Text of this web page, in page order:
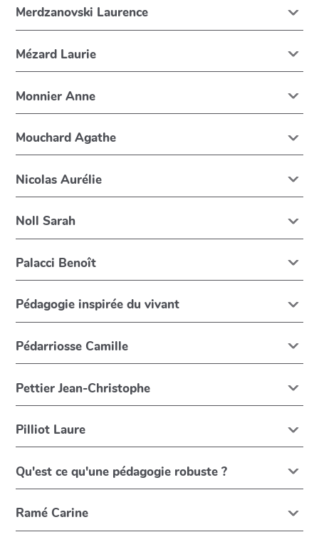
Merdzanovski Laurence
Mézard Laurie
Monnier Anne
Mouchard Agathe
Nicolas Aurélie
Noll Sarah
Palacci Benoît
Pédagogie inspirée du vivant
Pédarriosse Camille
Pettier Jean-Christophe
Pilliot Laure
Qu'est ce qu'une pédagogie robuste ?
Ramé Carine